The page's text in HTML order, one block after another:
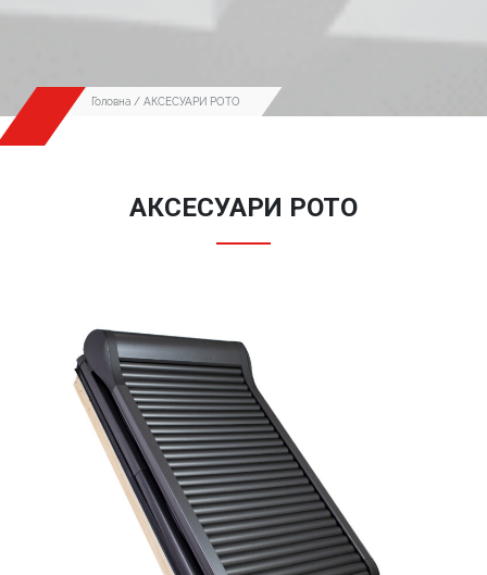
Головна / АКСЕСУАРИ РОТО
АКСЕСУАРИ РОТО